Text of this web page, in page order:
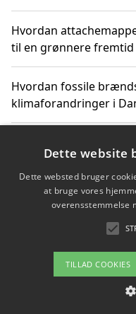
Hvordan
til en grønnere fremtid
Hvordan fossile
klimaforandringer i
klimaændringer
Hvordan citater om
Om / kontakt
Dette website
Dette websted bruger
at bruge vores
overensstemmelse
TILLAD COOKIES